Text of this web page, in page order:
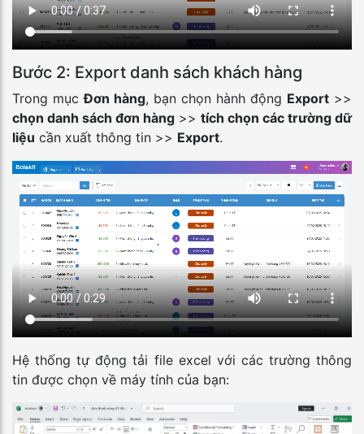
Bước 2: Export danh sách khách hàng
Trong mụcĐơn hàng, bạn chọn hành động Export >>
chọn danh sách đơn hàng >> tích chọn các trường dữ
liệu cần xuất thông tin >> Export.
Hệ thống tự động tải file excel với các trường thông
tin được chọn về máy tính của bạn: